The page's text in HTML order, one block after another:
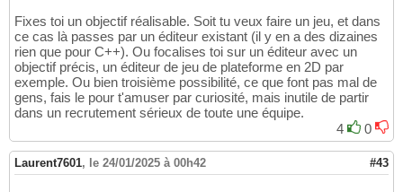
Fixes toi un objectif réalisable. Soit tu veux faire un jeu, et dans
ce cas là passes par un éditeur existant (il y en a des dizaines
rien que pour C++). Ou focalises toi sur un éditeur avec un
objectif précis, un éditeur de jeu de plateforme en 2D par
exemple. Ou bien troisième possibilité, ce que font pas mal de
gens, fais le pour t'amuser par curiosité, mais inutile de partir
dans un recrutement sérieux de toute une équipe.
4
0
Laurent7601, le 24/01/2025 à 00h42 #43